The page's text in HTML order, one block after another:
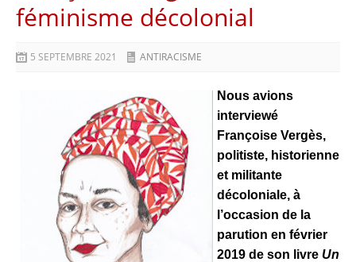
féminisme décolonial
5 SEPTEMBRE 2021 ANTIRACISME
Nous avions
interviewé
Françoise Vergès,
politiste, historienne
et militante
décoloniale, à
l’occasion de la
parution en février
2019 de son livre Un